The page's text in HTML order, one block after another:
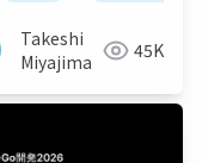
Takeshi
Miyajima
45K